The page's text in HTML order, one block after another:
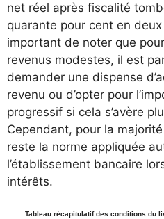
net réel après fiscalité
quarante pour cent en
important de noter que
revenus modestes, il est
demander une dispense
revenu ou d’opter pour
progressif si cela s’avère
Cependant, pour la
reste la norme appliquée
l’établissement bancaire
intérêts.
Tableau récapitulatif des conditions du